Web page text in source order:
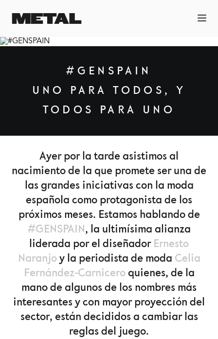
#GENSPAIN
UNO PARA TODOS, Y
TODOS PARA UNO
Ayer por la tarde asistimos al
nacimiento de la que promete ser una de
las grandes iniciativas con la moda
española como protagonista de los
próximos meses. Estamos hablando de
#GENSPAIN, la ultimísima alianza
liderada por el diseñador Ernesto
Naranjoy la periodista de moda Celia
Fernández-Carniceroquienes, de la
mano de algunos de los nombres más
interesantes y con mayor proyección del
sector, están decididos a cambiar las
reglas del juego.